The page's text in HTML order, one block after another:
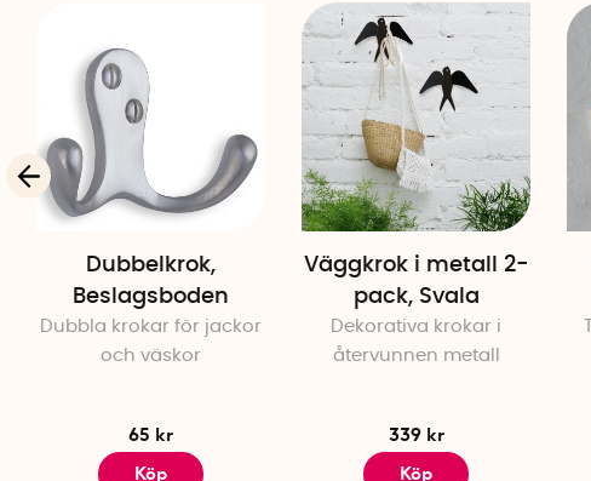
Dubbelkrok,
Beslagsboden
Dubbla krokar för jackor
och väskor
65 kr
Köp
Väggkrok i metall 2-
pack, Svala
Dekorativa krokar i
återvunnen metall
339 kr
Köp